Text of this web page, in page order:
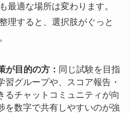
最適な場所は変わります。
理すると、選択肢がぐっと
が目的の方： 同じ試験を目指
習グループや、スコア報告・
るチャットコミュニティが向
を数字で共有しやすいのが強